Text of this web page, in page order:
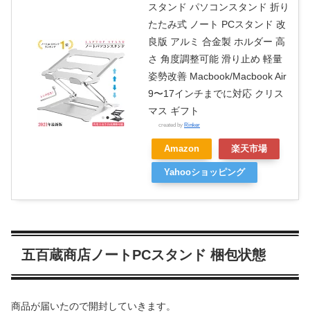
スタンド パソコンスタンド 折り
たたみ式 ノート PCスタンド 改
良版 アルミ 合金製 ホルダー 高
さ 角度調整可能 滑り止め 軽量
姿勢改善 Macbook/Macbook Air
9〜17インチまでに対応 クリス
マス ギフト
created by Rinker
Amazon 楽天市場
Yahooショッピング
五百蔵商店ノートPCスタンド 梱包状態
商品が届いたので開封していきます。